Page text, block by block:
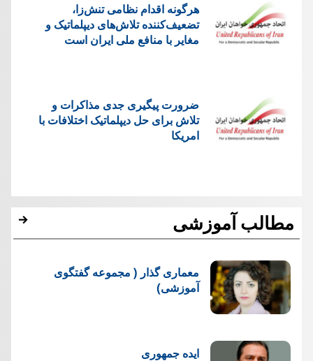
هرگونه اقدام نظامی تنش‌زا،
تضعیف‌کننده تلاش‌های دیپلماتیک و
مغایر با منافع ملی ایران است
ضرورت پیگیری جدی مذاکرات و
تلاش برای حل دیپلماتیک اختلافات با
امریکا
مطالب آموزشی
معماری گذار ( مجموعه گفتگوی
آموزشی)
ایده جمهوری